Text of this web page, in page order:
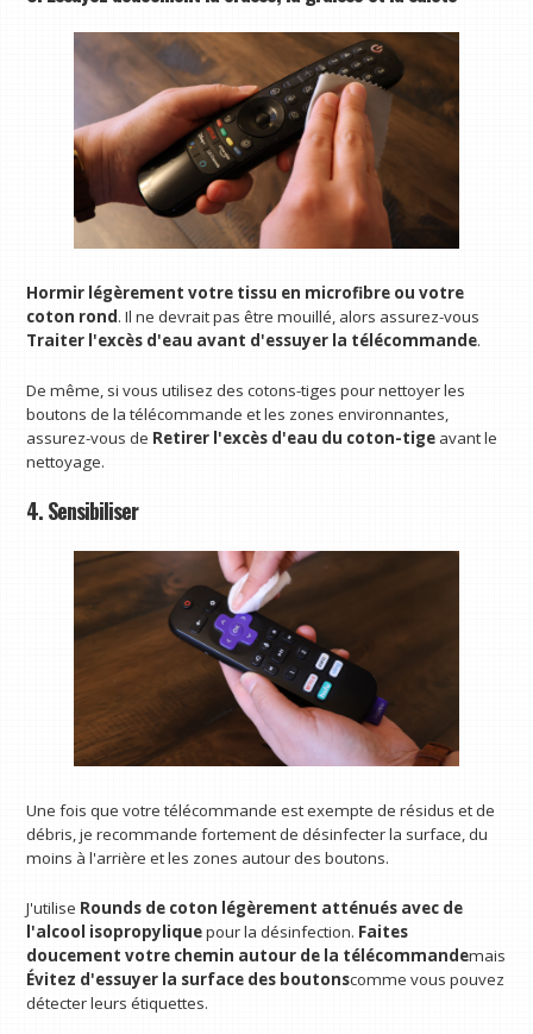
Hormir légèrement votre tissu en microfibre ou votre
coton rond. Il ne devrait pas être mouillé, alors assurez-vous
Traiter l'excès d'eau avant d'essuyer la télécommande.
De même, si vous utilisez des cotons-tiges pour nettoyer les
boutons de la télécommande et les zones environnantes,
assurez-vous de Retirer l'excès d'eau du coton-tige avant le
nettoyage.
4. Sensibiliser
Une fois que votre télécommande est exempte de résidus et de
débris, je recommande fortement de désinfecter la surface, du
moins à l'arrière et les zones autour des boutons.
J'utilise Rounds de coton légèrement atténués avec de
l'alcool isopropyliquepour la désinfection. Faites
doucement votre chemin autour de la télécommandemais
Évitez d'essuyer la surface des boutonscomme vous pouvez
détecter leurs étiquettes.